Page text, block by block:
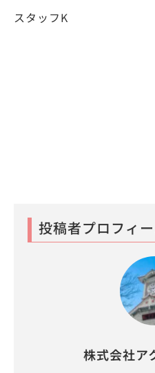
スタッフK
投稿者プロフィ
株式会社ア